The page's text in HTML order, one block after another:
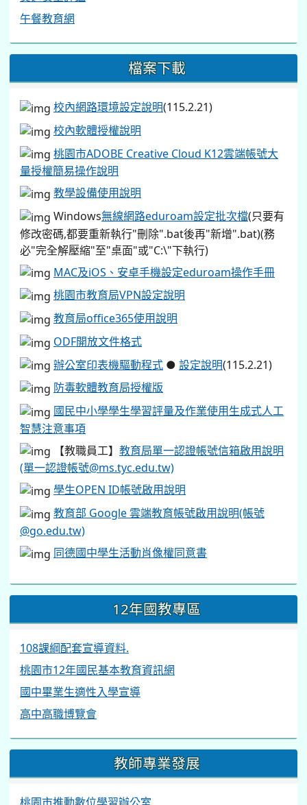
午餐教育網
檔案下載
校內網路環境設定說明(115.2.21)
校內軟體授權說明
桃園市ADOBE Creative Cloud K12雲端帳號大
量授權簡易操作說明
教學設備使用說明
Windows無線網路eduroam設定批次檔(只要有
修改密碼,都要重新執行"刪除".bat後再"新增".bat)(務
必"完全解壓縮"至"桌面"或"C:\"下執行)
MAC及iOS、安卓手機設定eduroam操作手冊
桃園市教育局VPN設定說明
教育局office365使用說明
ODF開放文件格式
辦公室印表機驅動程式 ● 設定說明(115.2.21)
防毒軟體教育局授權版
國民中小學學生學習評量及作業使用生成式人工
智慧注意事項
【教職員工】 教育局單一認證帳號信箱啟用說明
(單一認證帳號@ms.tyc.edu.tw)
學生OPEN ID帳號啟用說明
教育部 Google 雲端教育帳號啟用說明(帳號
@go.edu.tw)
同德國中學生活動肖像權同意書
12年國教專區
108課綱配套宣導資料.
桃園市12年國民基本教育資訊網
國中畢業生適性入學宣導
高中高職博覽會
教師專業發展
桃園市推動數位學習辦公室